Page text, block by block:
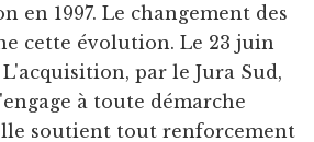
en 1997. Le changement des
cette évolution. Le 23 juin
par le Jura Sud,
à toute démarche
soutient tout renforcement